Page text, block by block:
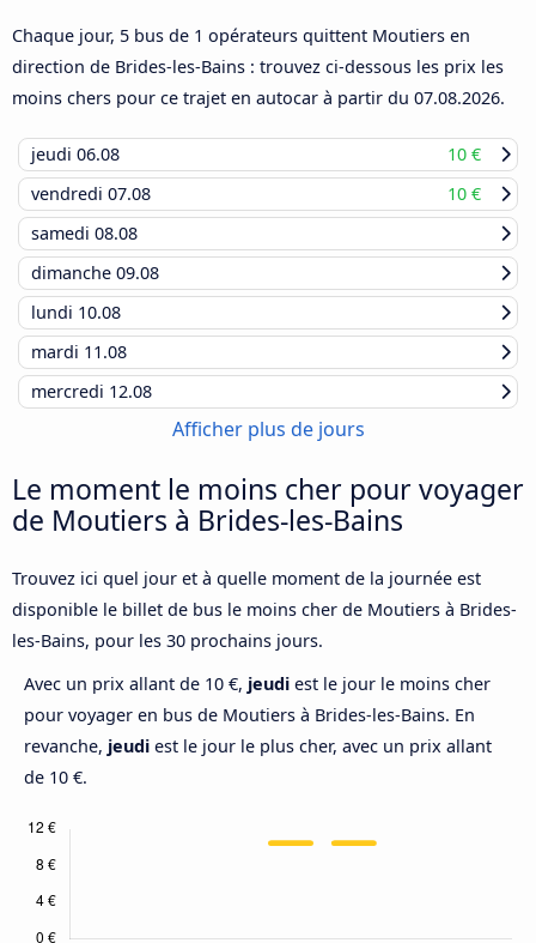
Chaque jour, 5 bus de 1 opérateurs quittent Moutiers en
direction de Brides-les-Bains : trouvez ci-dessous les prix les
moins chers pour ce trajet en autocar à partir du 07.08.2026.
jeudi 06.08
10 €
vendredi 07.08
10 €
samedi 08.08
dimanche 09.08
lundi 10.08
mardi 11.08
mercredi 12.08
Afficher plus de jours
Le moment le moins cher pour voyager
de Moutiers à Brides-les-Bains
Trouvez ici quel jour et à quelle moment de la journée est
disponible le billet de bus le moins cher de Moutiers à Brides-
les-Bains, pour les 30 prochains jours.
Avec un prix allant de 10 €, jeudi est le jour le moins cher
pour voyager en bus de Moutiers à Brides-les-Bains. En
revanche, jeudi est le jour le plus cher, avec un prix allant
de 10 €.